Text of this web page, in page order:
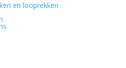
en looprekken